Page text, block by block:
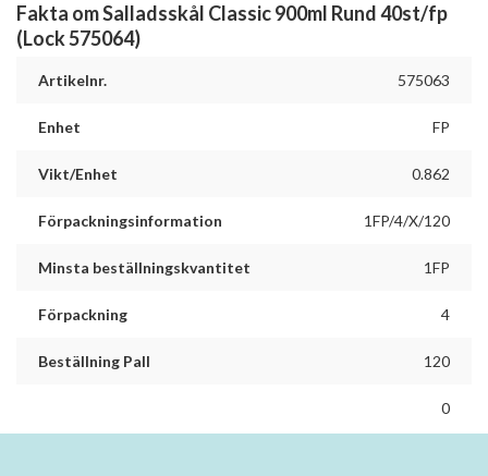
Fakta om Salladsskål Classic 900ml Rund 40st/fp
(Lock 575064)
Artikelnr. 575063
Enhet FP
Vikt/Enhet 0.862
Förpackningsinformation 1FP/4/X/120
Minsta beställningskvantitet 1FP
Förpackning 4
Beställning Pall 120
0